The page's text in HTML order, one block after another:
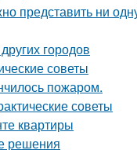
представить ни
городов
советы
пожаром.
советы
квартиры
решения